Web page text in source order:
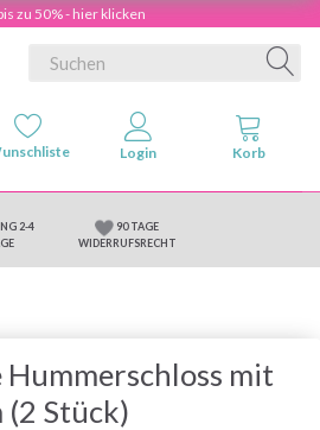
zu 50% - hier klicken
2-4
90 TAGE
WIDERRUFSRECHT
Hummerschloss mit
(2 Stück)